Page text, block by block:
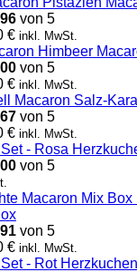
von 5
€Preisspanne:
11,90 €
bis
70,90 €
inkl. MwSt.
Himbeer
von 5
€Preisspanne:
11,90 €
bis
69,90 €
inkl. MwSt.
Salz-
von 5
€Preisspanne:
11,90 €
bis
inkl. MwSt.
von 5
von 5
€Preisspanne:
11,99 €
inkl. MwSt.